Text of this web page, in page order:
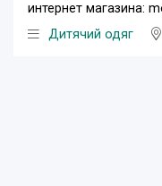
интернет магазина:
Дитячий одяг